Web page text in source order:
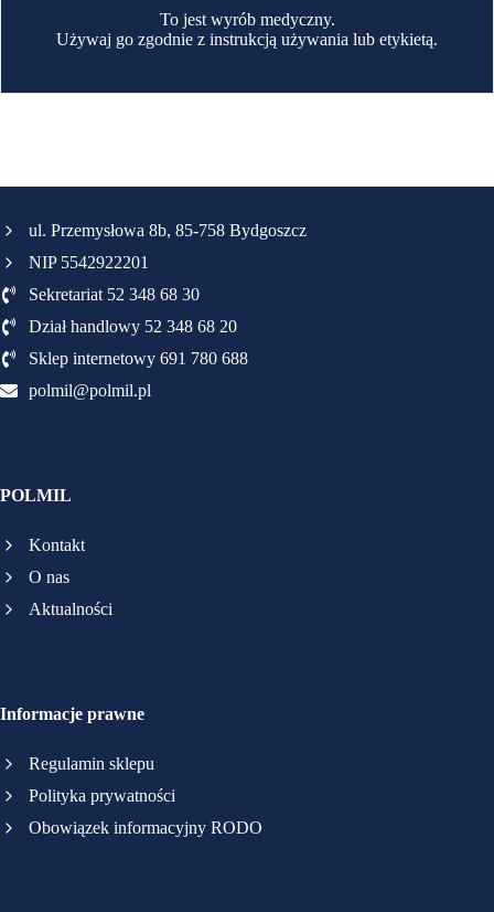
To jest wyrób medyczny.
Używaj go zgodnie z instrukcją używania lub etykietą.
ul. Przemysłowa 8b, 85-758 Bydgoszcz
NIP 5542922201
Sekretariat 52 348 68 30
Dział handlowy 52 348 68 20
Sklep internetowy 691 780 688
polmil@polmil.pl
POLMIL
Kontakt
O nas
Aktualności
Informacje prawne
Regulamin sklepu
Polityka prywatności
Obowiązek informacyjny RODO